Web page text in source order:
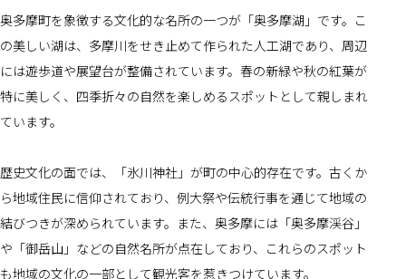
奥多摩町を象徴する文化的な名所の一つが「奥多摩湖」です。こ
の美しい湖は、多摩川をせき止めて作られた人工湖であり、周辺
には遊歩道や展望台が整備されています。春の新緑や秋の紅葉が
特に美しく、四季折々の自然を楽しめるスポットとして親しまれ
ています。
歴史文化の面では、「氷川神社」が町の中心的存在です。古くか
ら地域住民に信仰されており、例大祭や伝統行事を通じて地域の
結びつきが深められています。また、奥多摩には「奥多摩渓谷」
や「御岳山」などの自然名所が点在しており、これらのスポット
も地域の文化の一部として観光客を惹きつけています。